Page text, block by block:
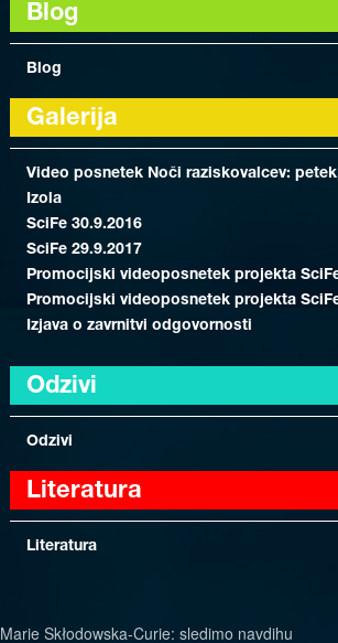
Blog
Blog
Galerija
Video posnetek Noči raziskovalcev:
Izola
SciFe 30.9.2016
SciFe 29.9.2017
Promocijski videoposnetek projekta
Promocijski videoposnetek projekta
Izjava o zavrnitvi odgovornosti
Odzivi
Odzivi
Literatura
Literatura
Marie Skłodowska-Curie: sledimo navdihu